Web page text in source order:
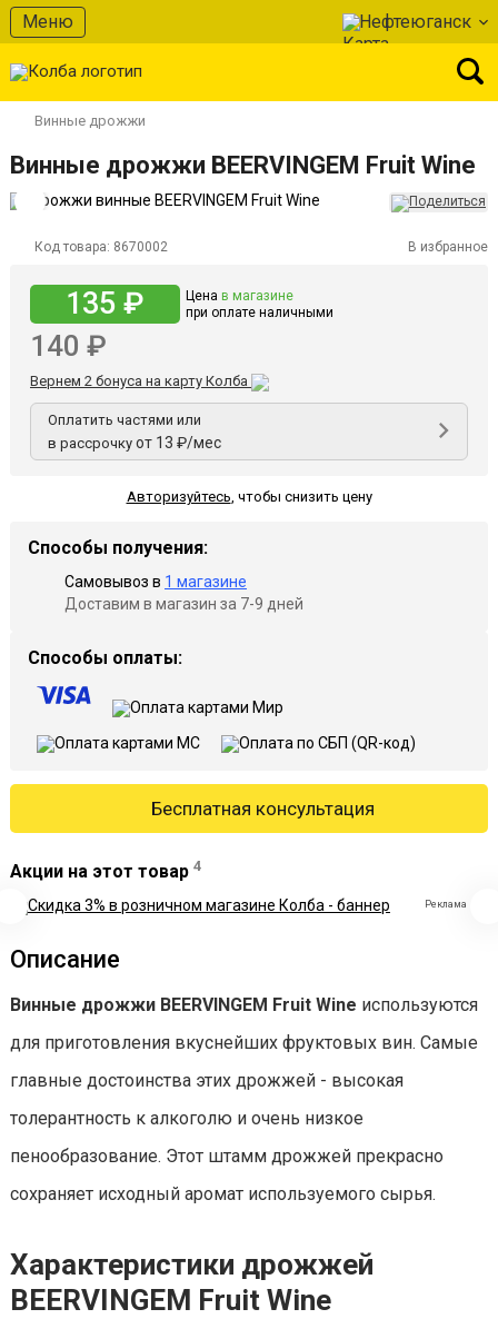
Меню Нефтеюганск
Винные дрожжи
Винные дрожжи BEERVINGEM Fruit Wine
Код товара: 8670002 В избранное
135 ₽ Цена в магазине
при оплате наличными
140 ₽
Вернем 2 бонуса на карту Колба
Оплатить частями или
в рассрочку от 13 ₽/мес
Авторизуйтесь, чтобы снизить цену
Способы получения:
Самовывоз в 1 магазине
Доставим в магазин за 7-9 дней
Способы оплаты:
Бесплатная консультация
Акции на этот товар 4
Реклама
Описание
Винные дрожжи BEERVINGEM Fruit Wine используются
для приготовления вкуснейших фруктовых вин. Самые
главные достоинства этих дрожжей - высокая
толерантность к алкоголю и очень низкое
пенообразование. Этот штамм дрожжей прекрасно
сохраняет исходный аромат используемого сырья.
Характеристики дрожжей
BEERVINGEM Fruit Wine